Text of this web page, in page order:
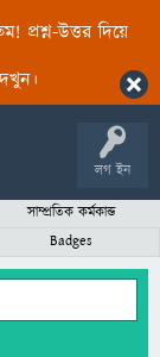
প্রশ্ন-উত্তর দিয়ে
লগ ইন
সাম্প্রতিক কর্মকান্ড
Badges